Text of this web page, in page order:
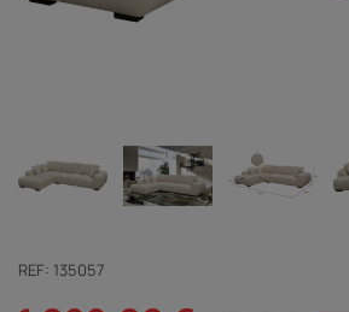
REF: 135057